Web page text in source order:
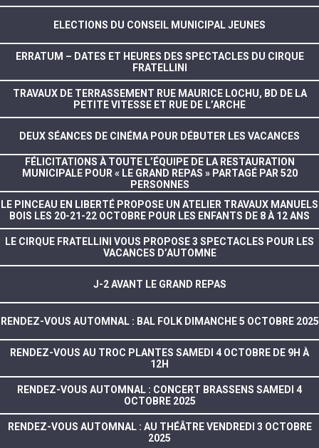
ELECTIONS DU CONSEIL MUNICIPAL JEUNES
ERRATUM – DATES ET HEURES DES SPECTACLES DU CIRQUE
FRATELLINI
TRAVAUX DE TERRASSEMENT RUE MAURICE LOCHU, BD DE LA
PETITE VITESSE ET RUE DE L’ARCHE
DEUX SÉANCES DE CINÉMA POUR DÉBUTER LES VACANCES
FÉLICITATIONS À TOUTE L’ÉQUIPE DE LA RESTAURATION
MUNICIPALE POUR « LE GRAND REPAS » PARTAGÉ PAR 520
PERSONNES
LE PINCEAU EN LIBERTÉ PROPOSE UN ATELIER TRAVAUX MANUELS
BOIS LES 20-21-22 OCTOBRE POUR LES ENFANTS DE 8 À 12 ANS
LE CIRQUE FRATELLINI VOUS PROPOSE 3 SPECTACLES POUR LES
VACANCES D’AUTOMNE
J-2 AVANT LE GRAND REPAS
RENDEZ-VOUS AUTOMNAL : BAL FOLK DIMANCHE 5 OCTOBRE 2025
RENDEZ-VOUS AU TROC PLANTES SAMEDI 4 OCTOBRE DE 9H À
12H
RENDEZ-VOUS AUTOMNAL : CONCERT BRASSENS SAMEDI 4
OCTOBRE 2025
RENDEZ-VOUS AUTOMNAL : AU THÉÂTRE VENDREDI 3 OCTOBRE
2025